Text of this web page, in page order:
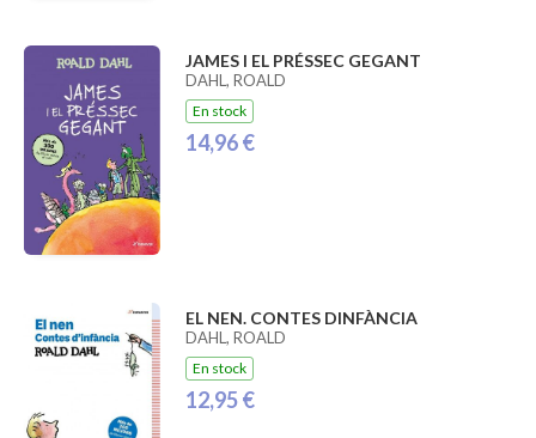
JAMES I EL PRÉSSEC GEGANT
DAHL, ROALD
En stock
14,96 €
EL NEN. CONTES DINFÀNCIA
DAHL, ROALD
En stock
12,95 €